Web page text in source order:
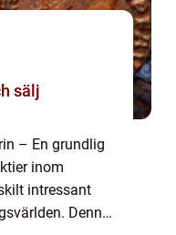
sälj
– En grundlig
inom
intressant
Denna